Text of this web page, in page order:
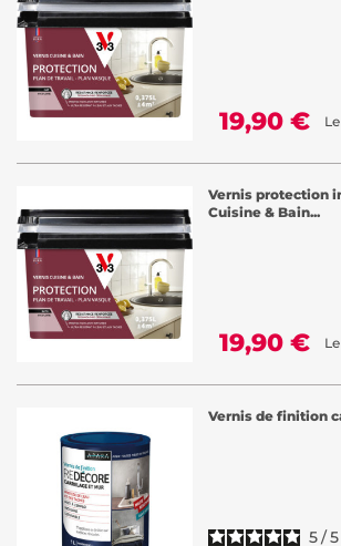
19,90 €
Vernis protection
Cuisine & Bain...
19,90 €
Vernis de finition
5/5